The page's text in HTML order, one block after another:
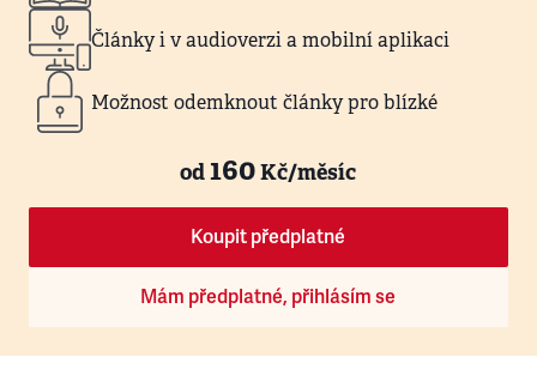
Články i v audioverzi a mobilní aplikaci
Možnost odemknout články pro blízké
od160Kč/měsíc
Koupit předplatné
Mám předplatné, přihlásím se